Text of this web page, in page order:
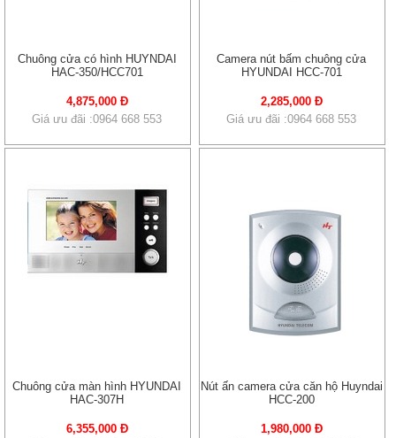
Chuông cửa có hình HUYNDAI
HAC-350/HCC701
4,875,000 Đ
Giá ưu đãi :0964 668 553
Camera nút bấm chuông cửa
HYUNDAI HCC-701
2,285,000 Đ
Giá ưu đãi :0964 668 553
Chuông cửa màn hình HYUNDAI
HAC-307H
6,355,000 Đ
Nút ấn camera cửa căn hộ Huyndai
HCC-200
1,980,000 Đ